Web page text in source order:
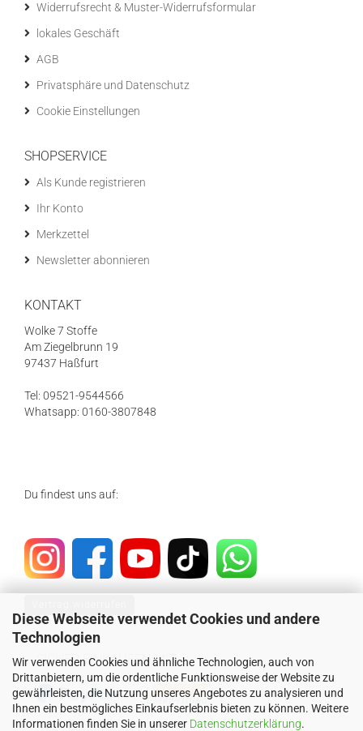
Diese Webseite verwendet Cookies und andere
Technologien
Wir verwenden Cookies und ähnliche Technologien, auch von
Drittanbietern, um die ordentliche Funktionsweise der Website zu
gewährleisten, die Nutzung unseres Angebotes zu analysieren und
Ihnen ein bestmögliches Einkaufserlebnis bieten zu können. Weitere
Informationen finden Sie in unserer Datenschutzerklärung.
Widerrufsrecht & Muster-Widerrufsformular
lokales Geschäft
AGB
Privatsphäre und Datenschutz
Cookie Einstellungen
SHOPSERVICE
Als Kunde registrieren
Ihr Konto
Merkzettel
Newsletter abonnieren
KONTAKT
Wolke 7 Stoffe
Am Ziegelbrunn 19
97437 Haßfurt
Tel: 09521-9544566
Whatsapp: 0160-3807848
Du findest uns auf:
SICHER EINKAUFEN MIT